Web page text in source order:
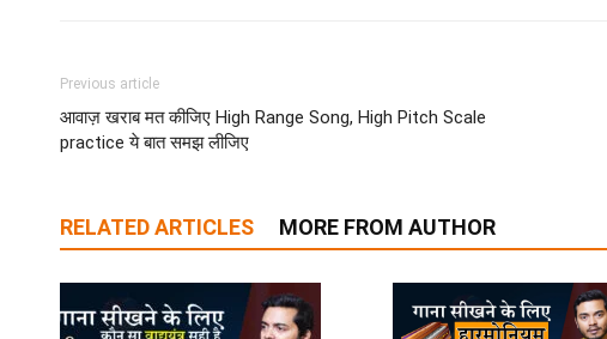
Previous article
आवाज़ खराब मत कीजिए High Range Song, High Pitch Scale
practice ये बात समझ लीजिए
RELATED ARTICLES MORE FROM AUTHOR